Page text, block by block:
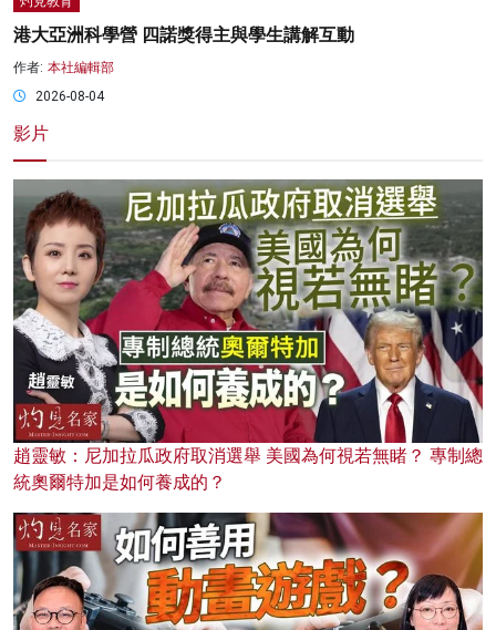
港大亞洲科學營 四諾獎得主與學生講解互動
作者: 本社編輯部
2026-08-04
影片
趙靈敏：尼加拉瓜政府取消選舉 美國為何視若無睹？ 專制總
統奧爾特加是如何養成的？